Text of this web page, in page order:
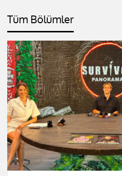
Tüm Bölümler